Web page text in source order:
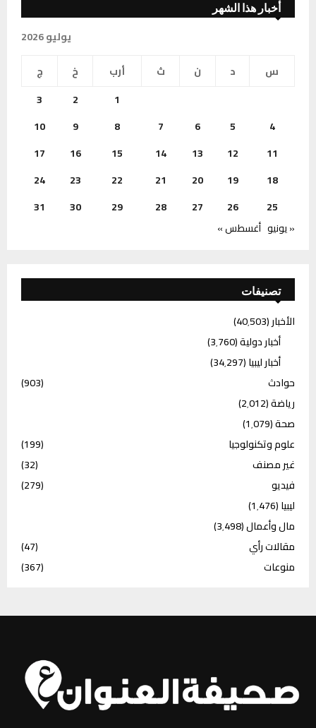
أخبار هذا الشهر
يوليو 2026
س
د ن ث أرب خ
ج
1
2
3
4
5
6
7
8
9
10
11
12
13
14
15
16
17
18
19
20
21
22
23
24
25
26
27
28
29
30
31
« يونيو أغسطس »
تصنيفات
الأخبار(40٬503)
أخبار دولية(3٬760)
أخبار ليبيا(34٬297)
حوادث
(903)
رياضة(2٬012)
صحة(1٬079)
علوم وتكنولوجيا
(199)
غير مصنف
(32)
فيديو
(279)
ليبيا(1٬476)
مال وأعمال(3٬498)
مقالات رأي
(47)
منوعات
(367)